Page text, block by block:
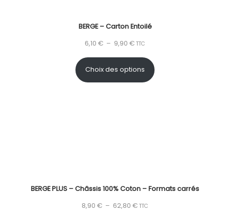
BERGE – Carton Entoilé
6,10 € – 9,90 € TTC
Choix des options
BERGE PLUS – Châssis 100% Coton – Formats carrés
8,90 € – 62,80 € TTC